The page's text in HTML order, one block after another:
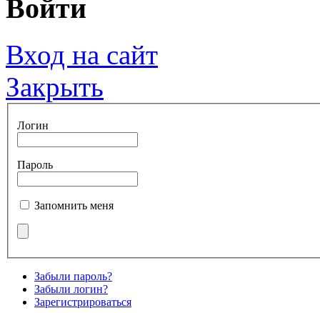
Войти
Вход на сайт
Закрыть
Логин
Пароль
Запомнить меня
Забыли пароль?
Забыли логин?
Зарегистрироваться